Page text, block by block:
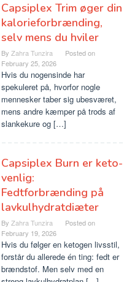
Capsiplex Trim øger din
kalorieforbrænding,
selv mens du hviler
By Zahra Tunzira
Posted on
February 25, 2026
Hvis du nogensinde har
spekuleret på, hvorfor nogle
mennesker taber sig ubesværet,
mens andre kæmper på trods af
slankekure og […]
Capsiplex Burn er keto-
venlig:
Fedtforbrænding på
lavkulhydratdiæter
By Zahra Tunzira
Posted on
February 19, 2026
Hvis du følger en ketogen livsstil,
forstår du allerede én ting: fedt er
brændstof. Men selv med en